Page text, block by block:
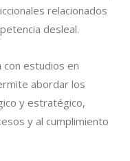
relacionados
desleal.
con estudios en
abordar los
y estratégico,
y al cumplimiento